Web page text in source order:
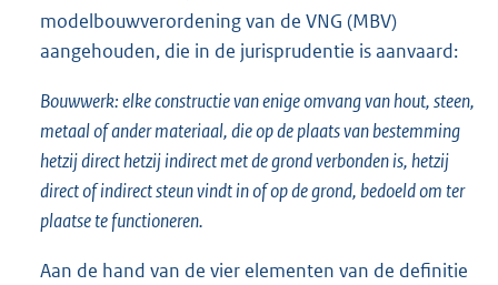
modelbouwverordening van de VNG (MBV)
aangehouden, die in de jurisprudentie is aanvaard:
Bouwwerk:elke constructie van enige omvang van hout, steen,
metaal of ander materiaal, die op de plaats van bestemming
hetzij direct hetzij indirect met de grond verbonden is, hetzij
direct of indirect steun vindt in of op de grond, bedoeld om ter
plaatse te functioneren.
Aan de hand van de vier elementen van de definitie